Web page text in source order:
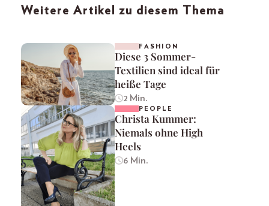
Weitere Artikel zu diesem Thema
FASHION
Diese 3 Sommer-
Textilien sind ideal für
heiße Tage
2 Min.
PEOPLE
Christa Kummer:
Niemals ohne High
Heels
6 Min.